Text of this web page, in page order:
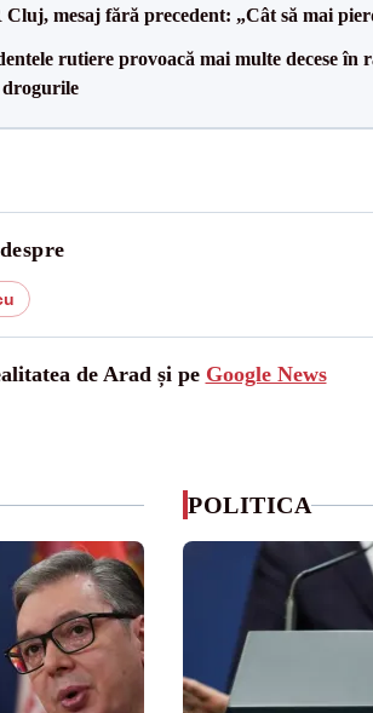
mesaj fără precedent: „Cât să mai
rutiere provoacă mai multe decese în
drogurile
de Arad și pe Google News
POLITICA